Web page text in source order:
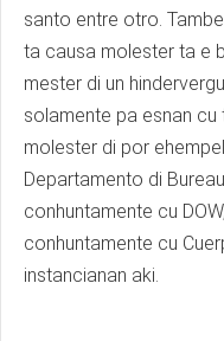
santo entre otro.
ta causa molester ta e
mester di un
solamente pa esnan
molester di por
Departamento di
conhuntamente cu
conhuntamente cu
instancianan aki.